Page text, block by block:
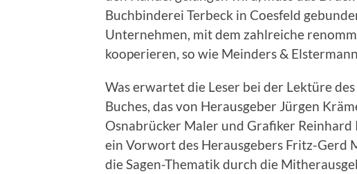
Buchbinderei Terbeck in Coesfeld
Unternehmen, mit dem zahlreiche
kooperieren, so wie Meinders &
Was erwartet die Leser bei der Lektüre
Buches, das von Herausgeber Jürgen
Osnabrücker Maler und Grafiker
ein Vorwort des Herausgebers Fritz-Gerd
die Sagen-Thematik durch die